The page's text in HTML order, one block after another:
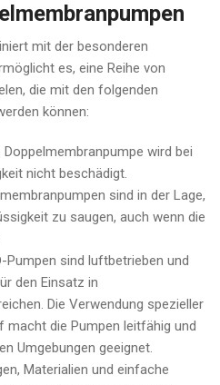
mit der besonderen
es, eine Reihe von
die mit den folgenden
können:
Doppelmembranpumpe wird bei
nicht beschädigt.
sind in der Lage,
zu saugen, auch wenn die
Pumpen sind luftbetrieben und
den Einsatz in
Die Verwendung spezieller
die Pumpen leitfähig und
Umgebungen geeignet.
Materialien und einfache